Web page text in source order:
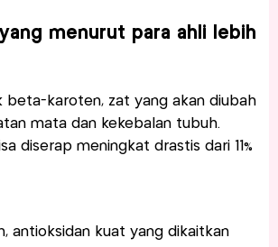
menurut para ahli lebih
beta-karoten, zat yang akan diubah
mata dan kekebalan tubuh.
diserap meningkat drastis dari 11%
antioksidan kuat yang dikaitkan